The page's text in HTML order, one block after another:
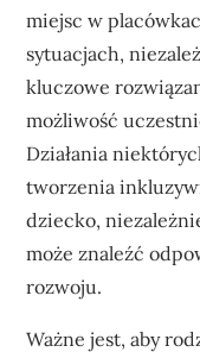
miejsc w
sytuacjach,
kluczowe
możliwość
Działania
tworzenia
dziecko,
może znaleźć
rozwoju.
Ważne jest, aby